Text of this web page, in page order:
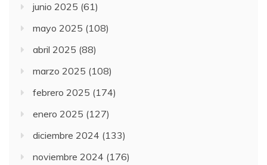
junio 2025 (61)
mayo 2025 (108)
abril 2025 (88)
marzo 2025 (108)
febrero 2025 (174)
enero 2025 (127)
diciembre 2024 (133)
noviembre 2024 (176)